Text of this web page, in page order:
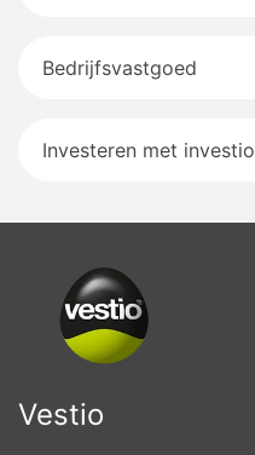
Bedrijfsvastgoed
Investeren met investio
Vestio